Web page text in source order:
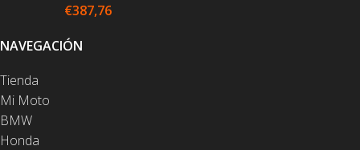
€387,76
NAVEGACIÓN
Tienda
Mi Moto
BMW
Honda